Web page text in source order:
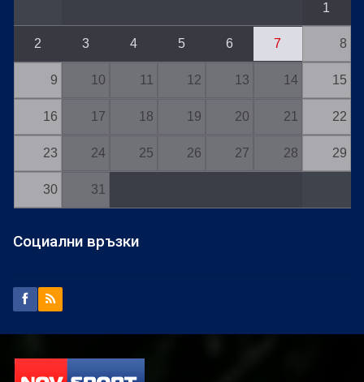
1
2 3 4 5 6 7 8
9 10 11 12 13 14 15
16 17 18 19 20 21 22
23 24 25 26 27 28 29
30 31
Социални връзки